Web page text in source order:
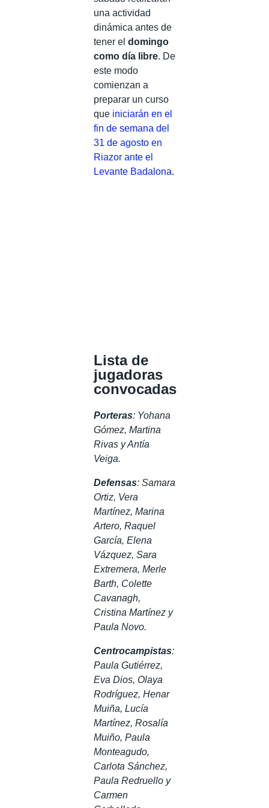
una actividad
dinámica antes de
tener el domingo
como día libre. De
este modo
comienzan a
preparar un curso
que iniciarán en el
fin de semana del
31 de agosto en
Riazor ante el
Levante Badalona.
Lista de
jugadoras
convocadas
Porteras: Yohana
Gómez, Martina
Rivas y Antía
Veiga.
Defensas: Samara
Ortiz, Vera
Martínez, Marina
Artero, Raquel
García, Elena
Vázquez, Sara
Extremera, Merle
Barth, Colette
Cavanagh,
Cristina Martínez y
Paula Novo.
Centrocampistas:
Paula Gutiérrez,
Eva Dios, Olaya
Rodríguez, Henar
Muiña, Lucía
Martínez, Rosalía
Muiño, Paula
Monteagudo,
Carlota Sánchez,
Paula Redruello y
Carmen